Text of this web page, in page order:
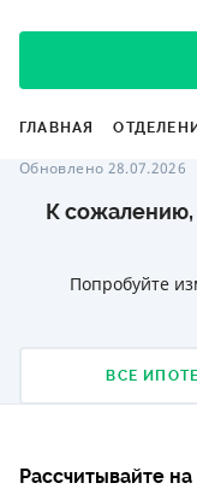
ГЛАВНАЯ
Обновлено 28.07.2026
К сожалению,
Попробуйте
ВСЕ
Рассчитывайте на